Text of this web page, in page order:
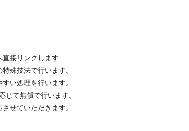
接リンクします
殊技法で行います。
い処理を行います。
て無償で行います。
せていただきます。